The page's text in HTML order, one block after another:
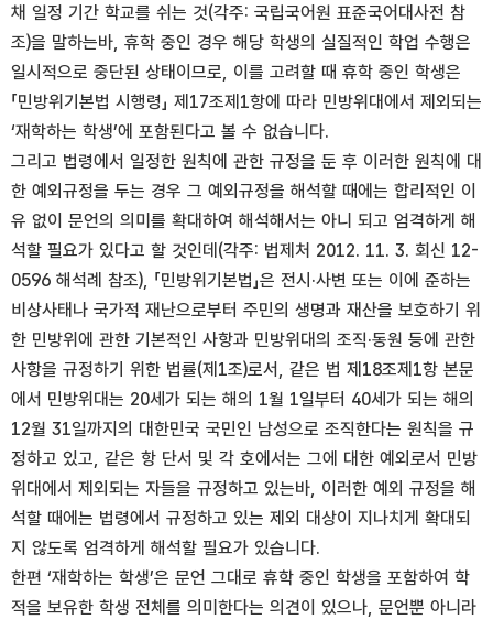
채 일정 기간 학교를 쉬는 것(각주: 국립국어원 표준국어대사전 참
조)을 말하는바, 휴학 중인 경우 해당 학생의 실질적인 학업 수행은
일시적으로 중단된 상태이므로, 이를 고려할 때 휴학 중인 학생은
「민방위기본법 시행령」 제17조제1항에 따라 민방위대에서 제외되는
‘재학하는 학생’에 포함된다고 볼 수 없습니다.
그리고 법령에서 일정한 원칙에 관한 규정을 둔 후 이러한 원칙에 대
한 예외규정을 두는 경우 그 예외규정을 해석할 때에는 합리적인 이
유 없이 문언의 의미를 확대하여 해석해서는 아니 되고 엄격하게 해
석할 필요가 있다고 할 것인데(각주: 법제처 2012. 11. 3. 회신 12-
0596 해석례 참조), 「민방위기본법」은 전시·사변 또는 이에 준하는
비상사태나 국가적 재난으로부터 주민의 생명과 재산을 보호하기 위
한 민방위에 관한 기본적인 사항과 민방위대의 조직·동원 등에 관한
사항을 규정하기 위한 법률(제1조)로서, 같은 법 제18조제1항 본문
에서 민방위대는 20세가 되는 해의 1월 1일부터 40세가 되는 해의
12월 31일까지의 대한민국 국민인 남성으로 조직한다는 원칙을 규
정하고 있고, 같은 항 단서 및 각 호에서는 그에 대한 예외로서 민방
위대에서 제외되는 자들을 규정하고 있는바, 이러한 예외 규정을 해
석할 때에는 법령에서 규정하고 있는 제외 대상이 지나치게 확대되
지 않도록 엄격하게 해석할 필요가 있습니다.
한편 ‘재학하는 학생’은 문언 그대로 휴학 중인 학생을 포함하여 학
적을 보유한 학생 전체를 의미한다는 의견이 있으나, 문언뿐 아니라